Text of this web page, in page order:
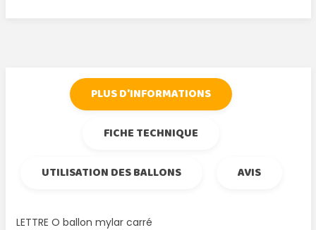
PLUS D'INFORMATIONS
FICHE TECHNIQUE
UTILISATION DES BALLONS
AVIS
LETTRE O ballon mylar carré